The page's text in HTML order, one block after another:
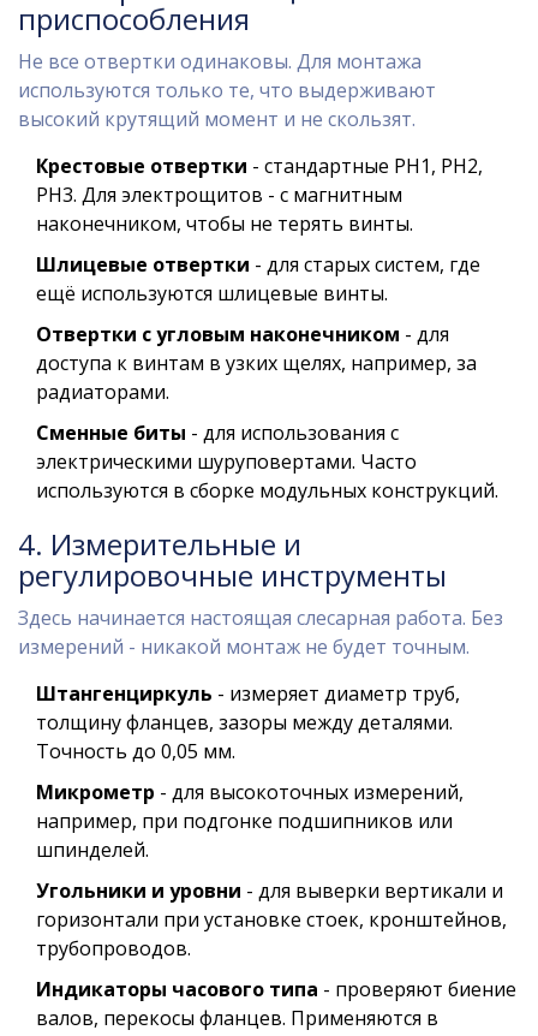
приспособления
Не все отвертки одинаковы. Для монтажа
используются только те, что выдерживают
высокий крутящий момент и не скользят.
Крестовые отвертки - стандартные PH1, PH2,
PH3. Для электрощитов - с магнитным
наконечником, чтобы не терять винты.
Шлицевые отвертки - для старых систем, где
ещё используются шлицевые винты.
Отвертки с угловым наконечником - для
доступа к винтам в узких щелях, например, за
радиаторами.
Сменные биты - для использования с
электрическими шуруповертами. Часто
используются в сборке модульных конструкций.
4. Измерительные и
регулировочные инструменты
Здесь начинается настоящая слесарная работа. Без
измерений - никакой монтаж не будет точным.
Штангенциркуль - измеряет диаметр труб,
толщину фланцев, зазоры между деталями.
Точность до 0,05 мм.
Микрометр - для высокоточных измерений,
например, при подгонке подшипников или
шпинделей.
Угольники и уровни - для выверки вертикали и
горизонтали при установке стоек, кронштейнов,
трубопроводов.
Индикаторы часового типа - проверяют биение
валов, перекосы фланцев. Применяются в